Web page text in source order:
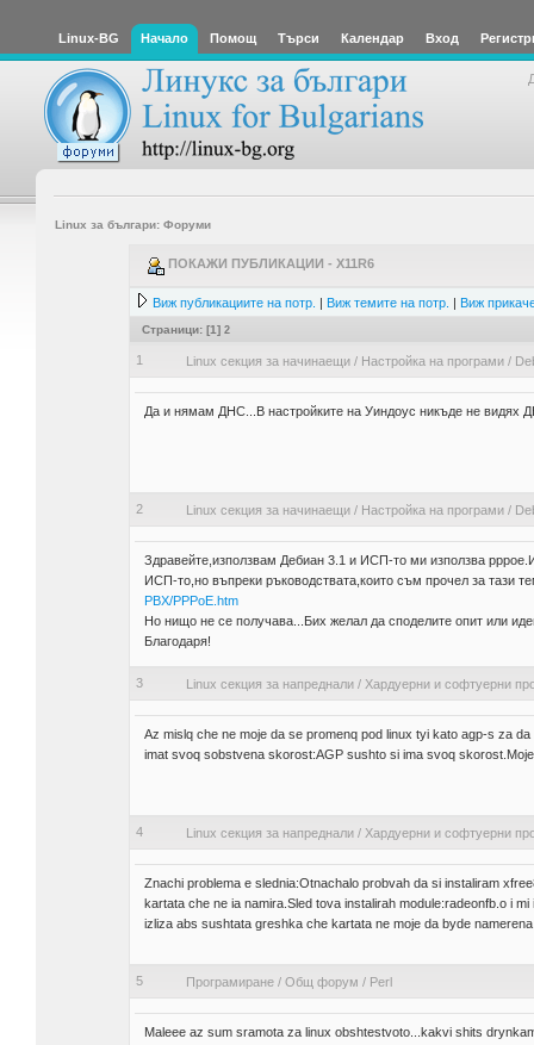
Linux-BG Начало Помощ Търси Календар Вход
Linux за българи: Форуми
ПОКАЖИ ПУБЛИКАЦИИ - X11R6
Виж публикациите на потр. | Виж темите на потр. | Виж
Страници: [1] 2
1 Linux секция за начинаещи/ Настройка на програми/
Да и нямам ДНС...В настройките на Уиндоус никъде не
2 Linux секция за начинаещи/ Настройка на програми/
Здравейте,използвам Дебиан 3.1 и ИСП-то ми използва
ИСП-то,но въпреки ръководствата,които съм прочел за тази
PBX/PPPoE.htm
Но нищо не се получава...Бих желал да споделите опит или
Благодаря!
3 Linux секция за напреднали/ Хардуерни и софтуерни
Az mislq che ne moje da se promenq pod linux tyi kato agp-s za
imat svoq sobstvena skorost:AGP sushto si ima svoq
4 Linux секция за напреднали/ Хардуерни и софтуерни
Znachi problema e slednia:Otnachalo probvah da si instaliram
kartata che ne ia namira.Sled tova instalirah module:radeonfb.o i
izliza abs sushtata greshka che kartata ne moje da byde
5 Програмиране/ Общ форум / Perl
Maleee az sum sramota za linux obshtestvoto...kakvi shits